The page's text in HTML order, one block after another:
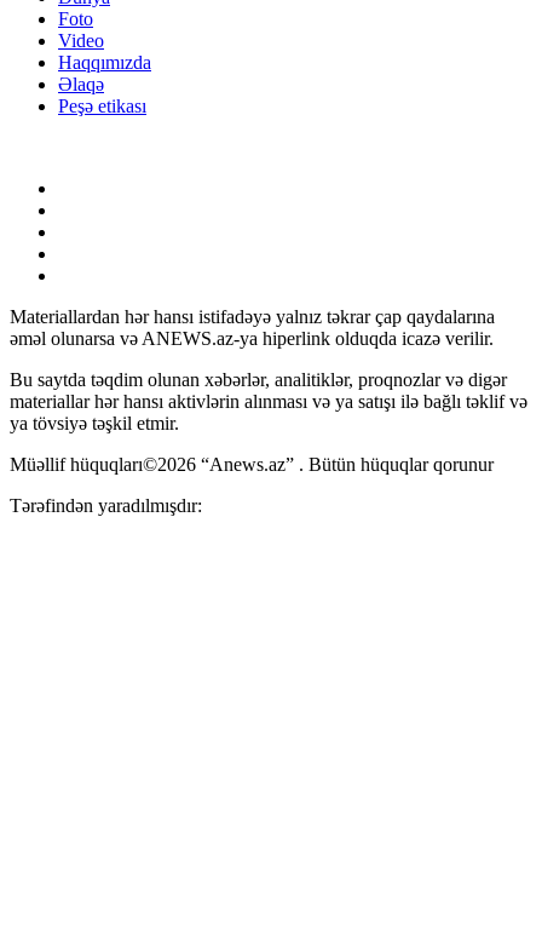
Foto
Video
Haqqımızda
Əlaqə
Peşə etikası
Materiallardan hər hansı istifadəyə yalnız təkrar çap qaydalarına
əməl olunarsa və ANEWS.az-ya hiperlink olduqda icazə verilir.
Bu saytda təqdim olunan xəbərlər, analitiklər, proqnozlar və digər
materiallar hər hansı aktivlərin alınması və ya satışı ilə bağlı təklif və
ya tövsiyə təşkil etmir.
Müəllif hüquqları©2026 “Anews.az” . Bütün hüquqlar qorunur
Tərəfindən yaradılmışdır: